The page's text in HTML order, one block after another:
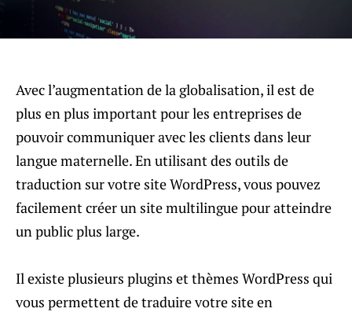
Avec l’augmentation de la globalisation, il est de
plus en plus important pour les entreprises de
pouvoir communiquer avec les clients dans leur
langue maternelle. En utilisant des outils de
traduction sur votre site WordPress, vous pouvez
facilement créer un site multilingue pour atteindre
un public plus large.
Il existe plusieurs plugins et thèmes WordPress qui
vous permettent de traduire votre site en